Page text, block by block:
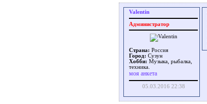
Valentin
Администратор
Страна: Россия
Город: Сузун
Хобби: Музыка, рыбалка,
техника.
моя анкета
05.03.2016 22:38